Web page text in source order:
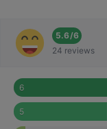
5.6/6
24 reviews
6
5